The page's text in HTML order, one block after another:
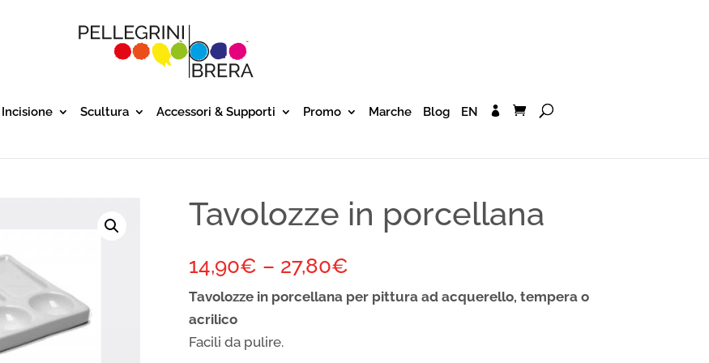
Incisione Scultura Accessori & Supporti Promo Marche Blog EN
Tavolozze in porcellana
14,90€ – 27,80€
Tavolozze in porcellana per pittura ad acquerello, tempera o
acrilico
Facili da pulire.